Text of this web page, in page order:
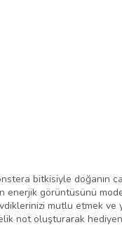
bitkisiyle doğanın
enerjik görüntüsünü
mutlu etmek
not oluşturarak